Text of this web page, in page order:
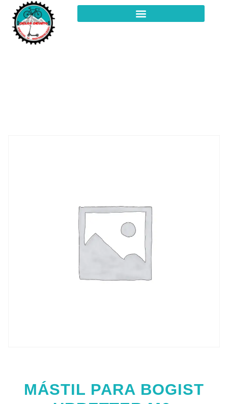
MÁSTIL PARA BOGIST